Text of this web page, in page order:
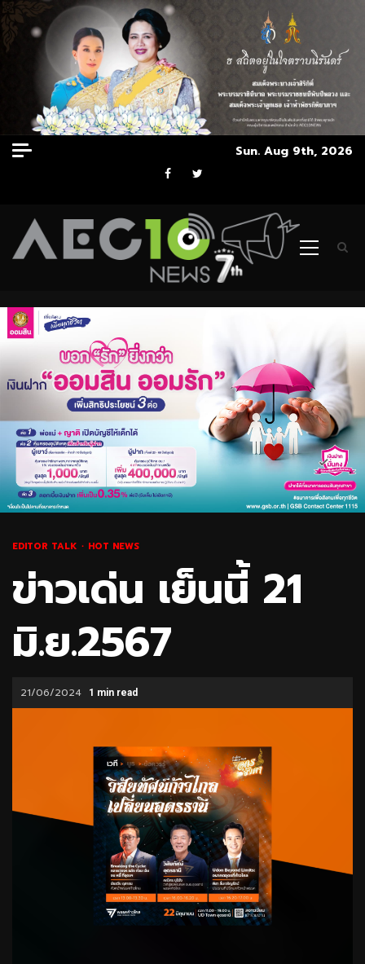
Skip
to
Sun. Aug 9th, 2026
Facebook
Twitter
Primary
EDITOR TALK HOT NEWS
ข่าวเด่น เย็นนี้ 21
มิ.ย.2567
21/06/2024 1 min read